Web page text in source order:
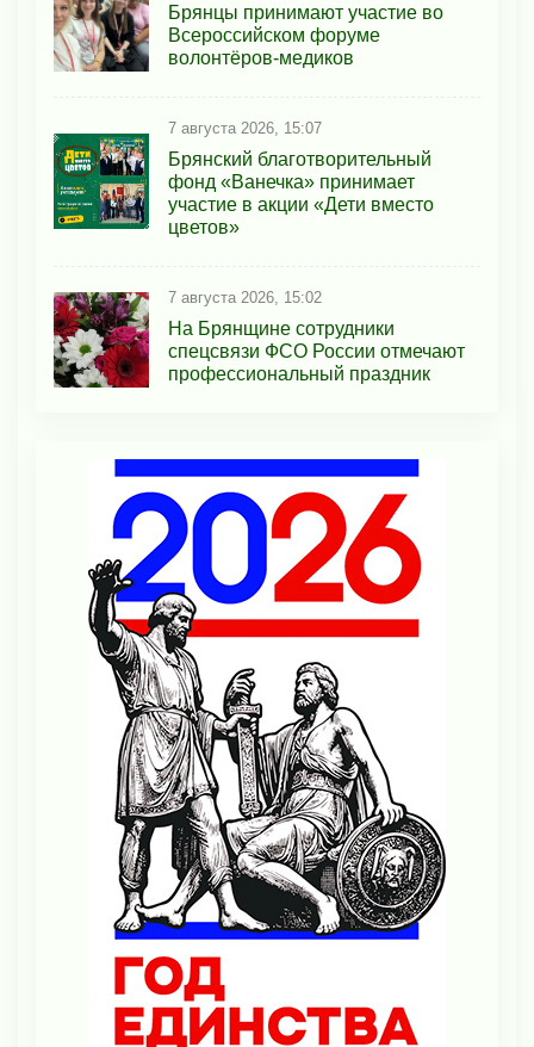
Брянцы принимают участие во
Всероссийском форуме
волонтёров-медиков
7 августа 2026, 15:07
Брянский благотворительный
фонд «Ванечка» принимает
участие в акции «Дети вместо
цветов»
7 августа 2026, 15:02
На Брянщине сотрудники
спецсвязи ФСО России отмечают
профессиональный праздник